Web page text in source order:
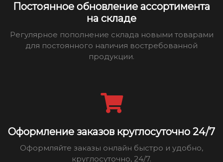
Постоянное обновление ассортимента
на складе
Регулярное пополнение склада новыми товарами
для постоянного наличия востребованной
продукции.
Оформление заказов круглосуточно 24/7
Оформляйте заказы онлайн быстро и удобно,
круглосуточно, 24/7.